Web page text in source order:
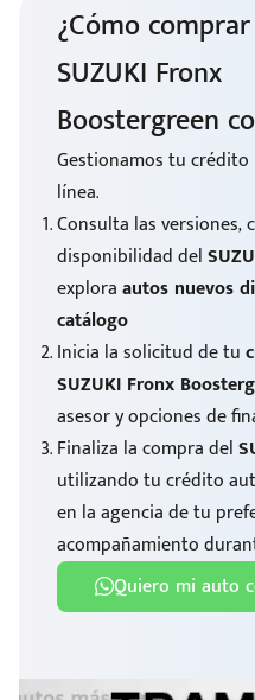
¿Cómo comprar
SUZUKI Fronx
Boostergreen
Gestionamos tu
línea.
Consulta las versiones,
disponibilidad del
exploraautos nuevos
catálogo
Inicia la solicitud de tu
SUZUKI Fronx
asesor y opciones de
Finaliza la compra del
utilizando tu crédito
en la agencia de tu
acompañamiento
Quiero mi auto